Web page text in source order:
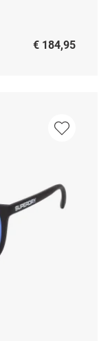
€ 184,95